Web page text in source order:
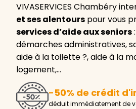
VIVASERVICES Chambéry
et ses alentours pour vous
services d’aide aux seniors
démarches administratives,
aide à la toilette ?, aide à la
logement,…
-50% de crédit
déduit immédiatement de